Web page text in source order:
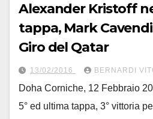
Alexander Kristoff
tappa, Mark
Giro del Qatar
13/02/2016 BERNARDI
Doha Corniche, 12 Febbraio
5° ed ultima tappa, 3° vittoria